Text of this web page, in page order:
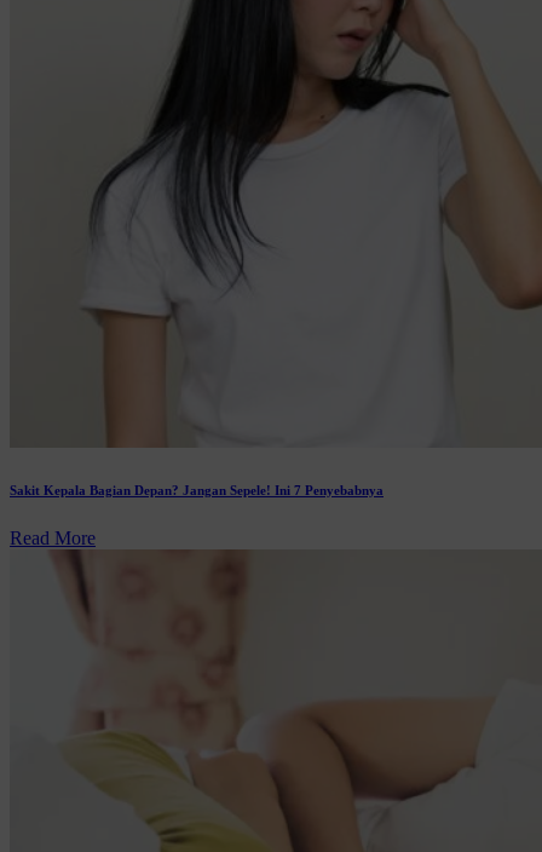
Sakit Kepala Bagian Depan? Jangan Sepele! Ini 7 Penyebabnya
Read More